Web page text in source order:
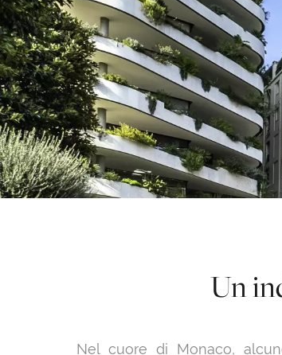
Un
Nel cuore di Monaco,